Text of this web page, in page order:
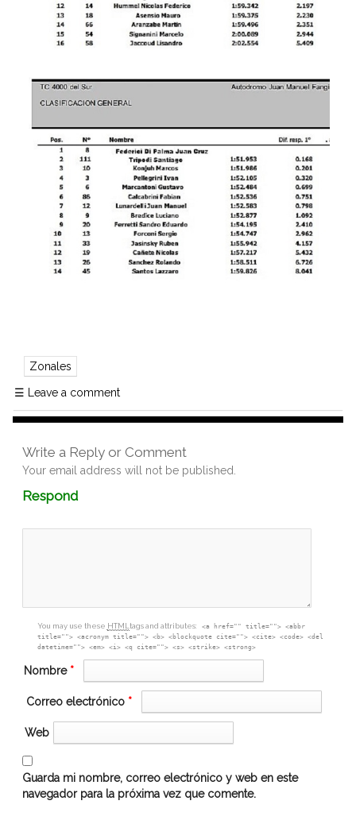
Zonales
☰ Leave a comment
Write a Reply or Comment
Your email address will not be published.
RespondComment
box
You may use these HTMLtags and attributes:
<a href="" title=""> <abbr
title=""> <acronym title=""> <b> <blockquote cite=""> <cite> <code> <del
datetime=""> <em> <i> <q cite=""> <s> <strike> <strong>
Nombre *
Correo electrónico *
Web
Guarda mi nombre, correo electrónico y web en este
navegador para la próxima vez que comente.